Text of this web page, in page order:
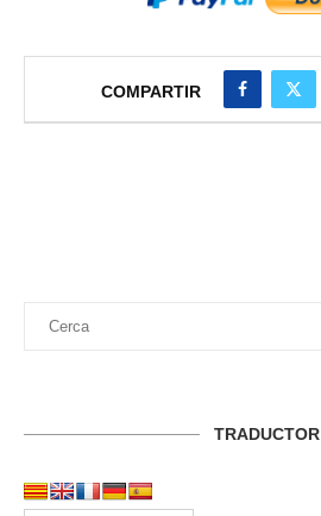
COMPARTIR
TRADUCTOR